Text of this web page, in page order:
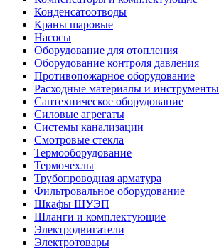
Конденсатоотводы
Краны шаровые
Насосы
Оборудование для отопления
Оборудование контроля давления
Противопожарное оборудование
Расходные материалы и инструменты
Сантехническое оборудование
Силовые агрегаты
Системы канализации
Смотровые стекла
Термооборудование
Термочехлы
Трубопроводная арматура
Фильтровальное оборудование
Шкафы ШУЭП
Шланги и комплектующие
Электродвигатели
Электротовары